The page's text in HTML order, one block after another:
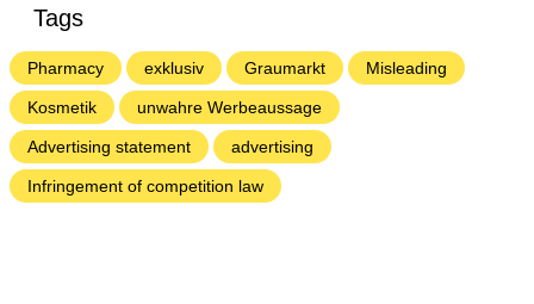
Tags
Pharmacy exklusiv Graumarkt Misleading
Kosmetik unwahre Werbeaussage
Advertising statement advertising
Infringement of competition law